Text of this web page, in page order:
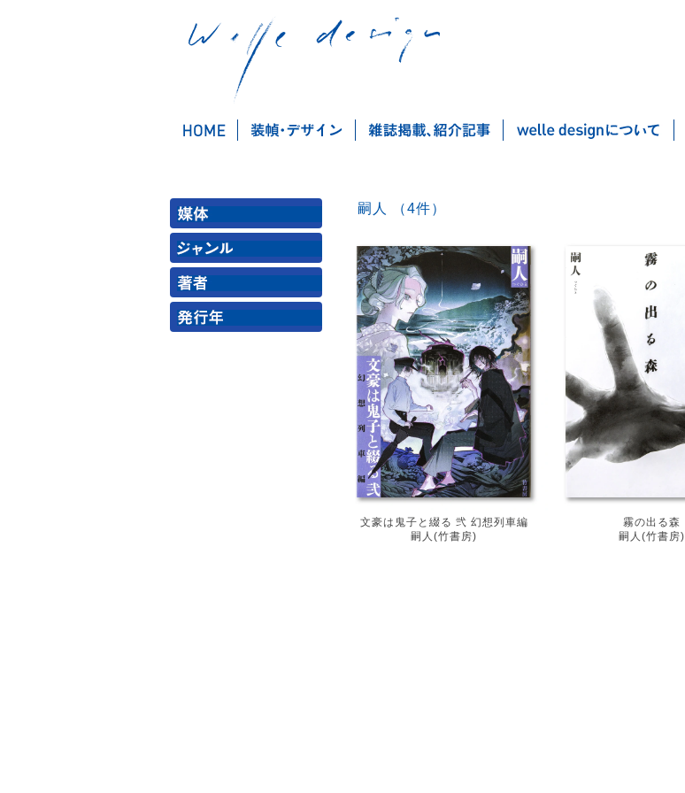
嗣人 （4件）
文豪は鬼子と綴る 弐 幻想列車編
嗣人(竹書房)
霧の出る森
嗣人(竹書房)